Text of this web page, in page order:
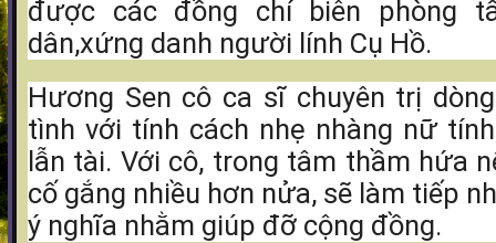
được các đồng chí biên phòng
dân,xứng danh người lính Cụ Hồ.
Hương Sen cô ca sĩ chuyên trị
tình với tính cách nhẹ nhàng nữ
lẫn tài. Với cô, trong tâm thầm hứa
cố gắng nhiều hơn nửa, sẽ làm tiếp
ý nghĩa nhằm giúp đỡ cộng đồng.